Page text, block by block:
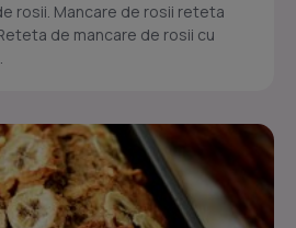
rosii. Mancare de rosii reteta
de mancare de rosii cu